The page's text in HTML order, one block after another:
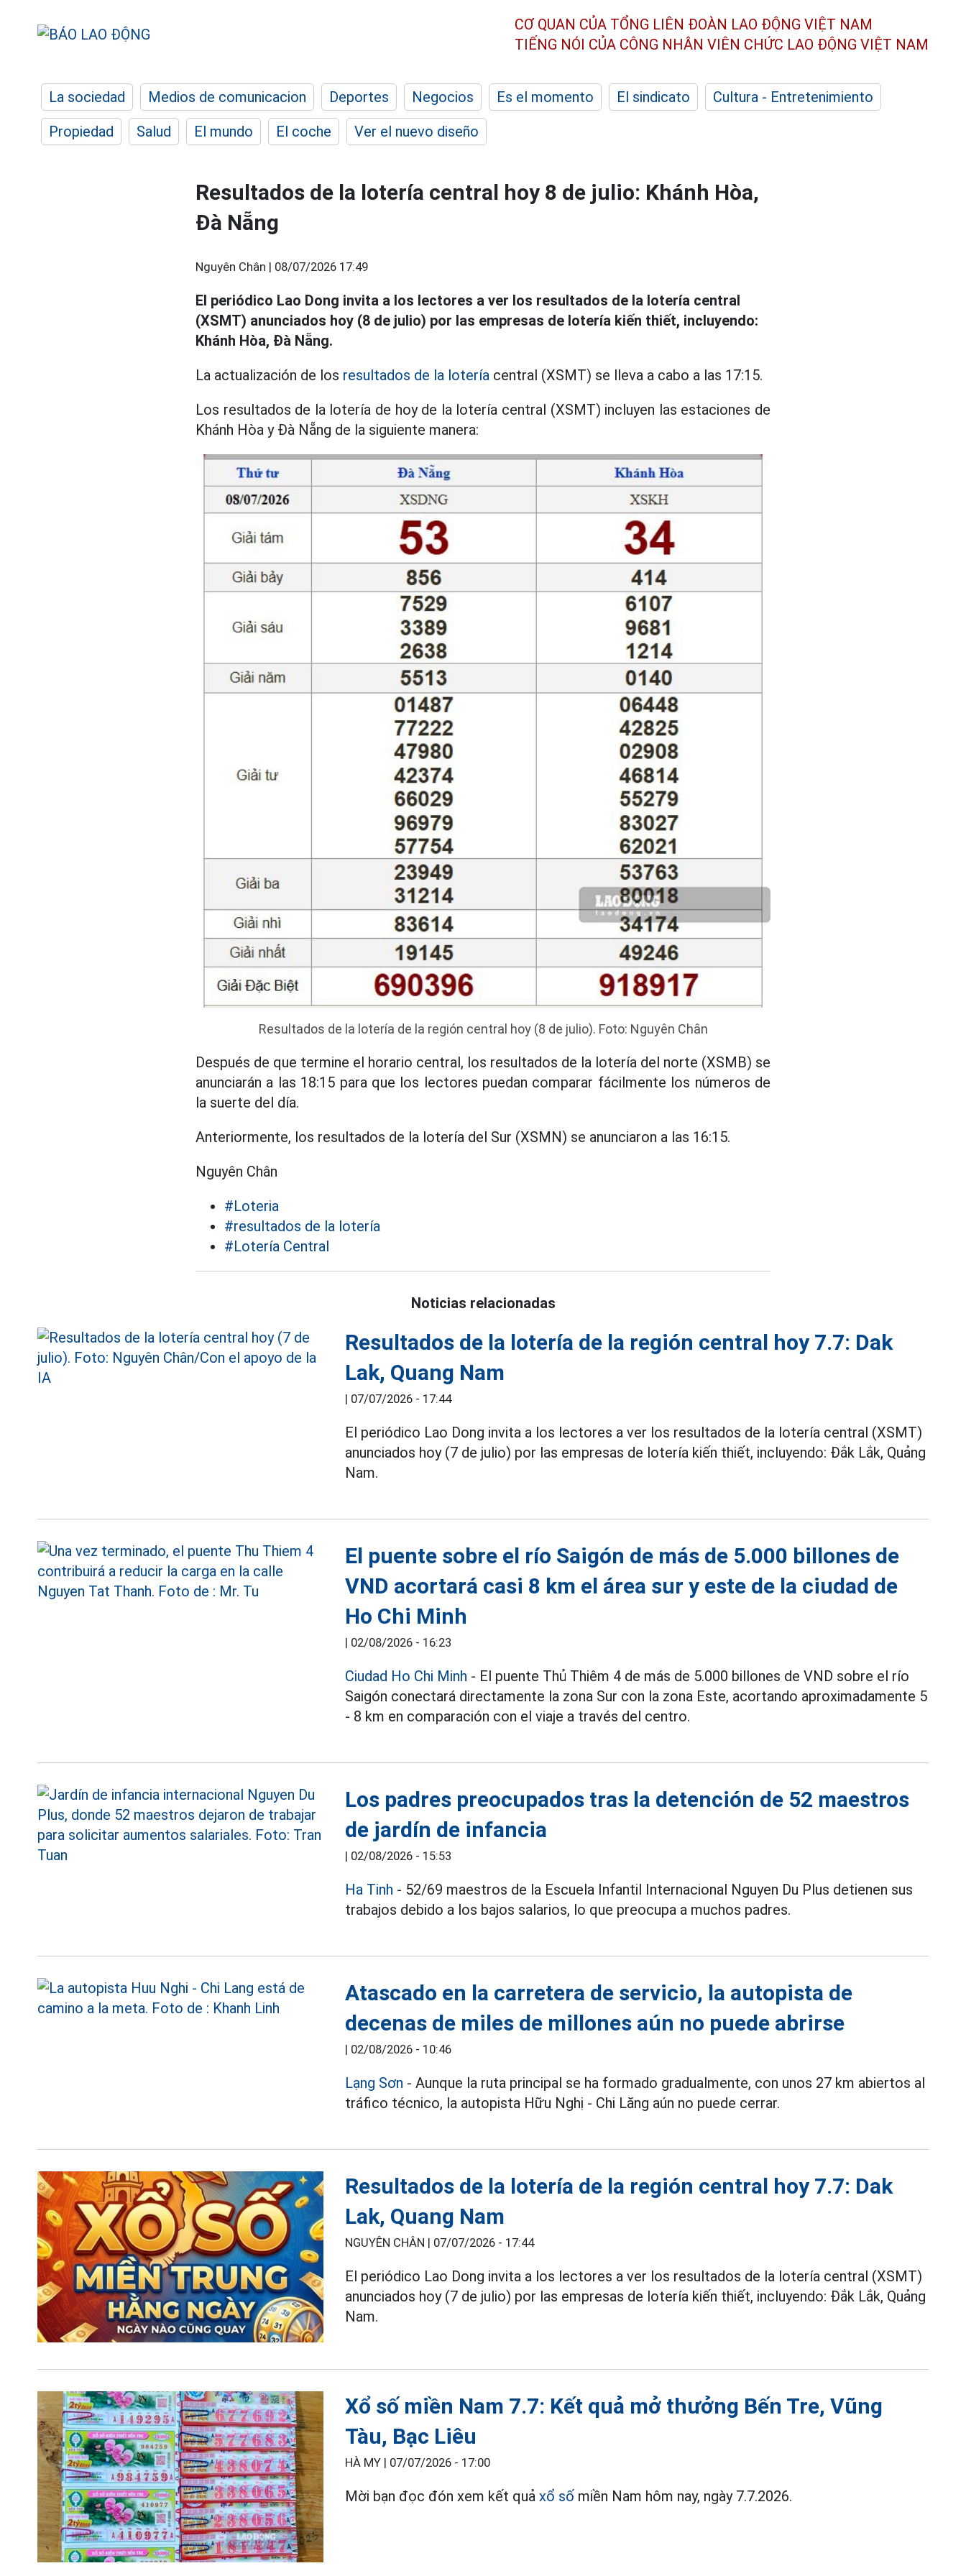
CƠ QUAN CỦA TỔNG LIÊN ĐOÀN LAO ĐỘNG VIỆT NAM
TIẾNG NÓI CỦA CÔNG NHÂN VIÊN CHỨC LAO ĐỘNG VIỆT NAM
La sociedad Medios de comunicacion Deportes Negocios Es el momento El sindicato
Cultura - Entretenimiento
Propiedad
Salud El mundo El coche Ver el nuevo diseño
Resultados de la lotería central hoy 8 de julio: Khánh Hòa,
Đà Nẵng
Nguyên Chân | 08/07/2026 17:49
El periódico Lao Dong invita a los lectores a ver los resultados de la lotería central
(XSMT) anunciados hoy (8 de julio) por las empresas de lotería kiến thiết, incluyendo:
Khánh Hòa, Đà Nẵng.
La actualización de los resultados de la lotería central (XSMT) se lleva a cabo a las 17:15.
Los resultados de la lotería de hoy de la lotería central (XSMT) incluyen las estaciones de
Khánh Hòa y Đà Nẵng de la siguiente manera:
Resultados de la lotería de la región central hoy (8 de julio). Foto: Nguyên Chân
Después de que termine el horario central, los resultados de la lotería del norte (XSMB) se
anunciarán a las 18:15 para que los lectores puedan comparar fácilmente los números de
la suerte del día.
Anteriormente, los resultados de la lotería del Sur (XSMN) se anunciaron a las 16:15.
Nguyên Chân
#Loteria
#resultados de la lotería
#Lotería Central
Noticias relacionadas
Resultados de la lotería de la región central hoy 7.7: Dak
Lak, Quang Nam
| 07/07/2026 - 17:44
El periódico Lao Dong invita a los lectores a ver los resultados de la lotería central (XSMT)
anunciados hoy (7 de julio) por las empresas de lotería kiến thiết, incluyendo: Đắk Lắk, Quảng
Nam.
El puente sobre el río Saigón de más de 5.000 billones de
VND acortará casi 8 km el área sur y este de la ciudad de
Ho Chi Minh
| 02/08/2026 - 16:23
Ciudad Ho Chi Minh - El puente Thủ Thiêm 4 de más de 5.000 billones de VND sobre el río
Saigón conectará directamente la zona Sur con la zona Este, acortando aproximadamente 5
- 8 km en comparación con el viaje a través del centro.
Los padres preocupados tras la detención de 52 maestros
de jardín de infancia
| 02/08/2026 - 15:53
Ha Tinh - 52/69 maestros de la Escuela Infantil Internacional Nguyen Du Plus detienen sus
trabajos debido a los bajos salarios, lo que preocupa a muchos padres.
Atascado en la carretera de servicio, la autopista de
decenas de miles de millones aún no puede abrirse
| 02/08/2026 - 10:46
Lạng Sơn - Aunque la ruta principal se ha formado gradualmente, con unos 27 km abiertos al
tráfico técnico, la autopista Hữu Nghị - Chi Lăng aún no puede cerrar.
Resultados de la lotería de la región central hoy 7.7: Dak
Lak, Quang Nam
NGUYÊN CHÂN | 07/07/2026 - 17:44
El periódico Lao Dong invita a los lectores a ver los resultados de la lotería central (XSMT)
anunciados hoy (7 de julio) por las empresas de lotería kiến thiết, incluyendo: Đắk Lắk, Quảng
Nam.
Xổ số miền Nam 7.7: Kết quả mở thưởng Bến Tre, Vũng
Tàu, Bạc Liêu
HÀ MY | 07/07/2026 - 17:00
Mời bạn đọc đón xem kết quảxổ số miền Nam hôm nay, ngày 7.7.2026.